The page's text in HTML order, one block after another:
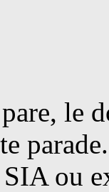
le
parade.
ou